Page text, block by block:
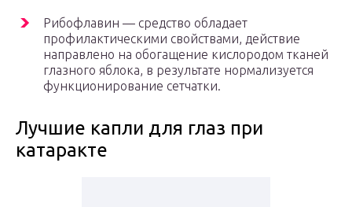
Рибофлавин — средство обладает
профилактическими свойствами, действие
направлено на обогащение кислородом тканей
глазного яблока, в результате нормализуется
функционирование сетчатки.
Лучшие капли для глаз при
катаракте